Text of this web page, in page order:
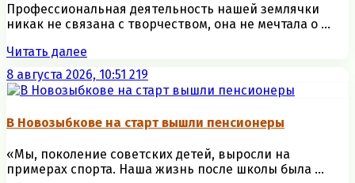
Профессиональная деятельность нашей землячки
никак не связана с творчеством, она не мечтала о ...
Читать далее
8 августа 2026, 10:51 219
В Новозыбкове на старт вышли пенсионеры
«Мы, поколение советских детей, выросли на
примерах спорта. Наша жизнь после школы была ...